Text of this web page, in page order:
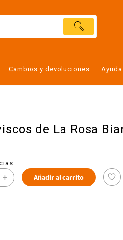
Cambios y devoluciones Ayuda
de La Rosa
+ Añadir al carrito